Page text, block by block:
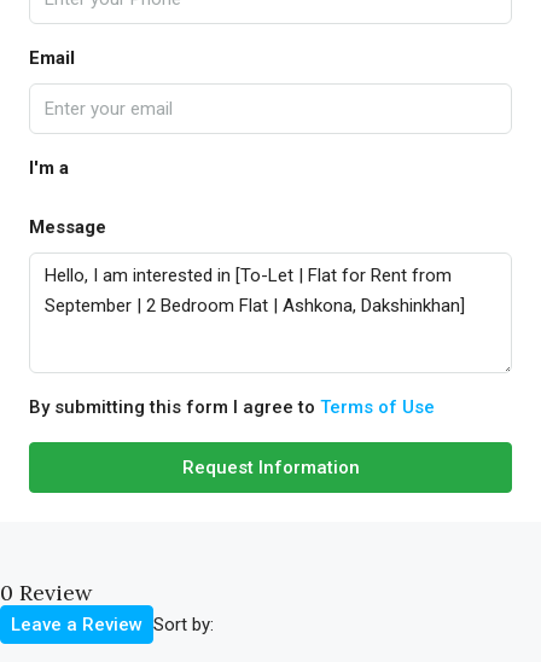
Email
I'm a
Message
By submitting this form I agree to Terms of Use
Request Information
0 Review
Sort by:
Leave a Review